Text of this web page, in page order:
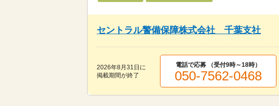
セントラル警備保障株式会社 千葉支社
2026年8月31日 に
掲載期間が終了
電話で応募 （受付9時～18時）
050-7562-0468